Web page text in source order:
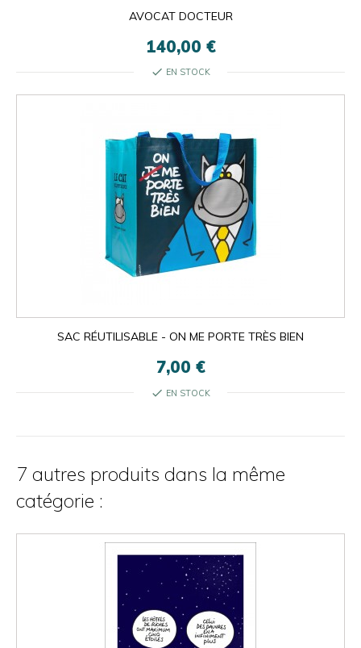
AVOCAT DOCTEUR
140,00 €
check EN STOCK
SAC RÉUTILISABLE - ON ME PORTE TRÈS BIEN
7,00 €
check EN STOCK
7 autres produits dans la même
catégorie :